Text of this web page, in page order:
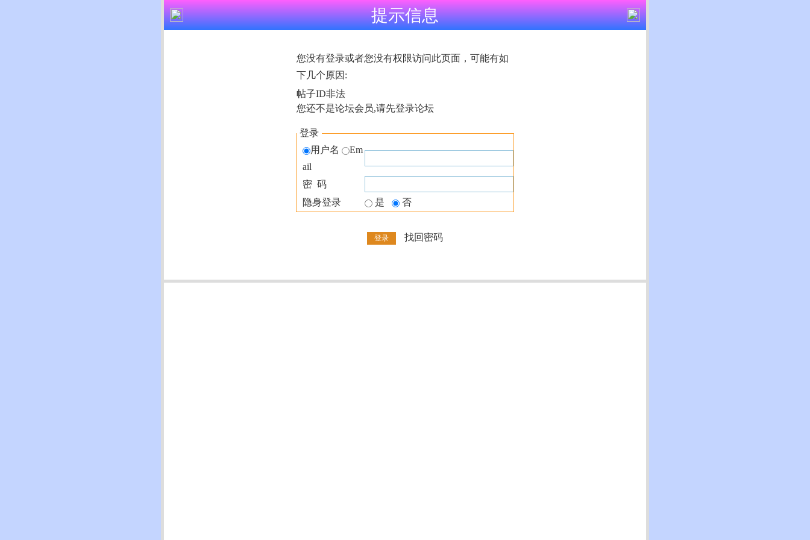
提示信息
您没有登录或者您没有权限访问此页面，可能有如
下几个原因:
帖子ID非法
您还不是论坛会员,请先登录论坛
登录
用户名
Em
ail
密 码
隐身登录
是 否
找回密码